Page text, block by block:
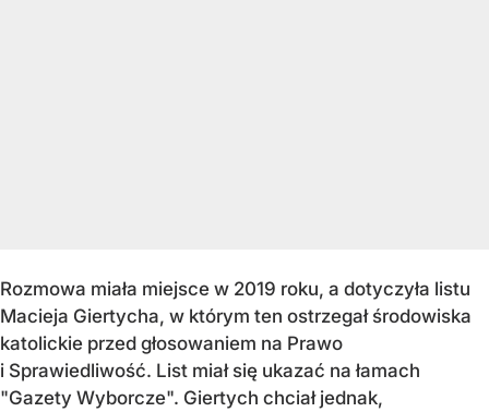
Rozmowa miała miejsce w 2019 roku, a dotyczyła listu
Macieja Giertycha, w którym ten ostrzegał środowiska
katolickie przed głosowaniem na Prawo
i Sprawiedliwość. List miał się ukazać na łamach
"Gazety Wyborcze". Giertych chciał jednak,